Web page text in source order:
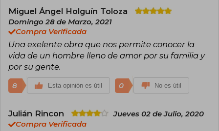
escribiendo y participando activamente en la
vida intelectual, consolidándose como una de
las figuras más respetadas y leídas de la
literatura hispanoamericana actual.
Miguel Ángel Holguín Toloza
Domingo 28 de Marzo, 2021
Compra Verificada
Una exelente obra que nos permite conocer la
vida de un hombre lleno de amor por su familia y
por su gente.
8 Esta opinión es útil 0 No es útil
Julián Rincon
Jueves 02 de Julio, 2020
Compra Verificada